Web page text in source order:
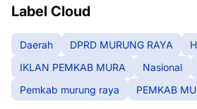
Label Cloud
Daerah DPRD MURUNG RAYA
IKLAN PEMKAB MURA
Nasional
Pemkab murung raya
PEMKAB